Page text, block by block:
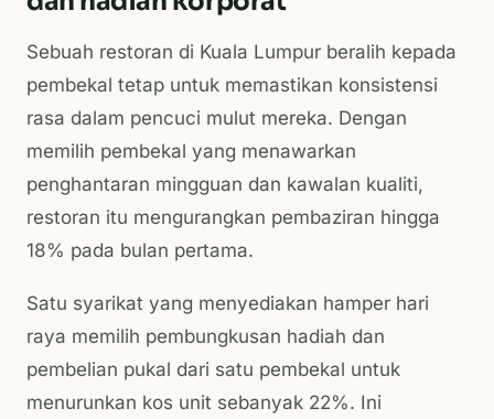
Sebuah restoran di Kuala Lumpur beralih kepada
pembekal tetap untuk memastikan konsistensi
rasa dalam pencuci mulut mereka. Dengan
memilih pembekal yang menawarkan
penghantaran mingguan dan kawalan kualiti,
restoran itu mengurangkan pembaziran hingga
18% pada bulan pertama.
Satu syarikat yang menyediakan hamper hari
raya memilih pembungkusan hadiah dan
pembelian pukal dari satu pembekal untuk
menurunkan kos unit sebanyak 22%. Ini